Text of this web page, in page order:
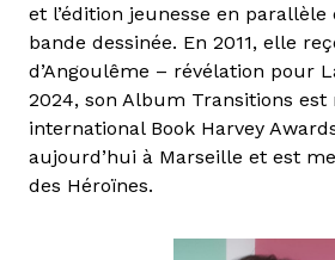
et l’édition jeunesse en parallèle
bande dessinée. En 2011, elle
d’Angoulême – révélation pour
2024, son Album Transitions est
international Book Harvey
aujourd’hui à Marseille et est
des Héroïnes.